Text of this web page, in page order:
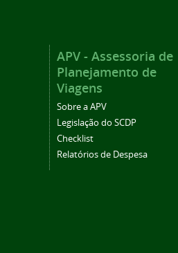
APV - Assessoria de
Planejamento de
Viagens
Sobre a APV
Legislação do SCDP
Checklist
Relatórios de Despesa